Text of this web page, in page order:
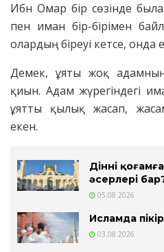
Ибн Омар бір сөзінде
пен иман бір-бірімен
олардың біреуі кетсе, онда
Демек, ұяты жоқ
қиын. Адам жүрегіндегі
ұятты қылық жасап,
екен.
Діннің
әсерлері
05.08.2026
Исламда
03.08.2026